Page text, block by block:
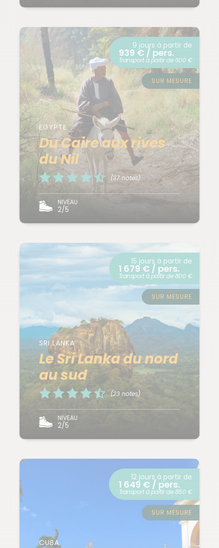
EGYPTE
Du Caire aux rives
du Nil
(37 notes)
NIVEAU
2/5
9 jours à partir de
939 € / pers.
Transport à partir de 600 €
SUR MESURE
SRI LANKA
Le Sri Lanka du nord
au sud
(23 notes)
NIVEAU
2/5
15 jours à partir de
1 679 € / pers.
Transport à partir de 800 €
SUR MESURE
CUBA
12 jours à partir de
1 649 € / pers.
Transport à partir de 850 €
SUR MESURE